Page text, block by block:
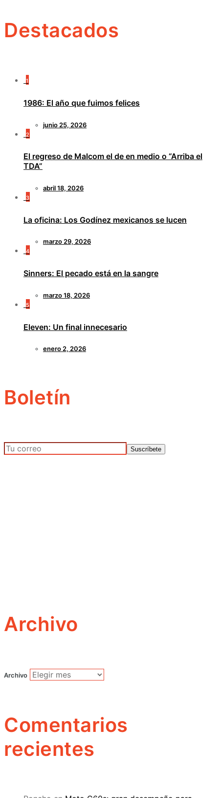
Destacados
1
1986: El año que fuimos felices
junio 25, 2026
2
El regreso de Malcom el de en medio o “Arriba el
TDA”
abril 18, 2026
3
La oficina: Los Godínez mexicanos se lucen
marzo 29, 2026
4
Sinners: El pecado está en la sangre
marzo 18, 2026
5
Eleven: Un final innecesario
enero 2, 2026
Boletín
Archivo
Archivo
Comentarios
recientes